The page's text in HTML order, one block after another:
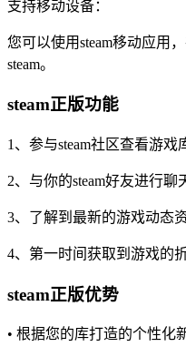
支持移动设备：
您可以使用steam移动应用
steam。
steam正版功能
1、参与steam社区查看游戏
2、与你的steam好友进行聊
3、了解到最新的游戏动态
4、第一时间获取到游戏的
steam正版优势
• 根据您的库打造的个性化